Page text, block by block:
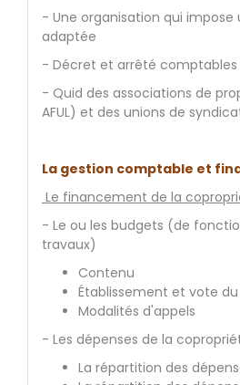
- Une organisation qui
adaptée
- Décret et arrêté comptables
- Quid des associations de
AFUL) et des unions de
La gestion comptable et
Le financement de la
- Le ou les budgets (de
travaux)
Contenu
Établissement et vote
Modalités d'appels
- Les dépenses de la
La répartition des